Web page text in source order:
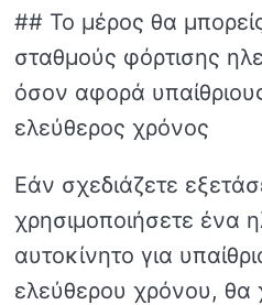
## Το μέρος θα
σταθμούς φόρτισης
όσον αφορά
ελεύθερος χρόνος
Εάν σχεδιάζετε
χρησιμοποιήσετε ένα
αυτοκίνητο για
ελεύθερου χρόνου, θα